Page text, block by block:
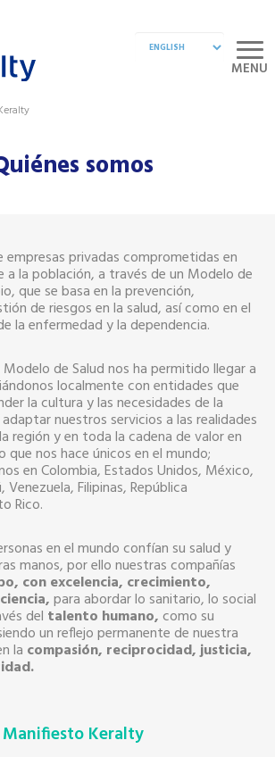
MENU
somos
empresas privadas comprometidas en
a la población, a través de un Modelo de
que se basa en la prevención,
de riesgos en la salud, así como en el
la enfermedad y la dependencia.
de Salud nos ha permitido llegar a
localmente con entidades que
la cultura y las necesidades de la
nuestros servicios a las realidades
región y en toda la cadena de valor en
que nos hace únicos en el mundo;
en Colombia, Estados Unidos, México,
Venezuela, Filipinas, República
Rico.
en el mundo confían su salud y
manos, por ello nuestras compañías
con excelencia, crecimiento,
para abordar lo sanitario, lo social
del talento humano,como su
un reflejo permanente de nuestra
la compasión, reciprocidad, justicia,
Manifiesto Keralty